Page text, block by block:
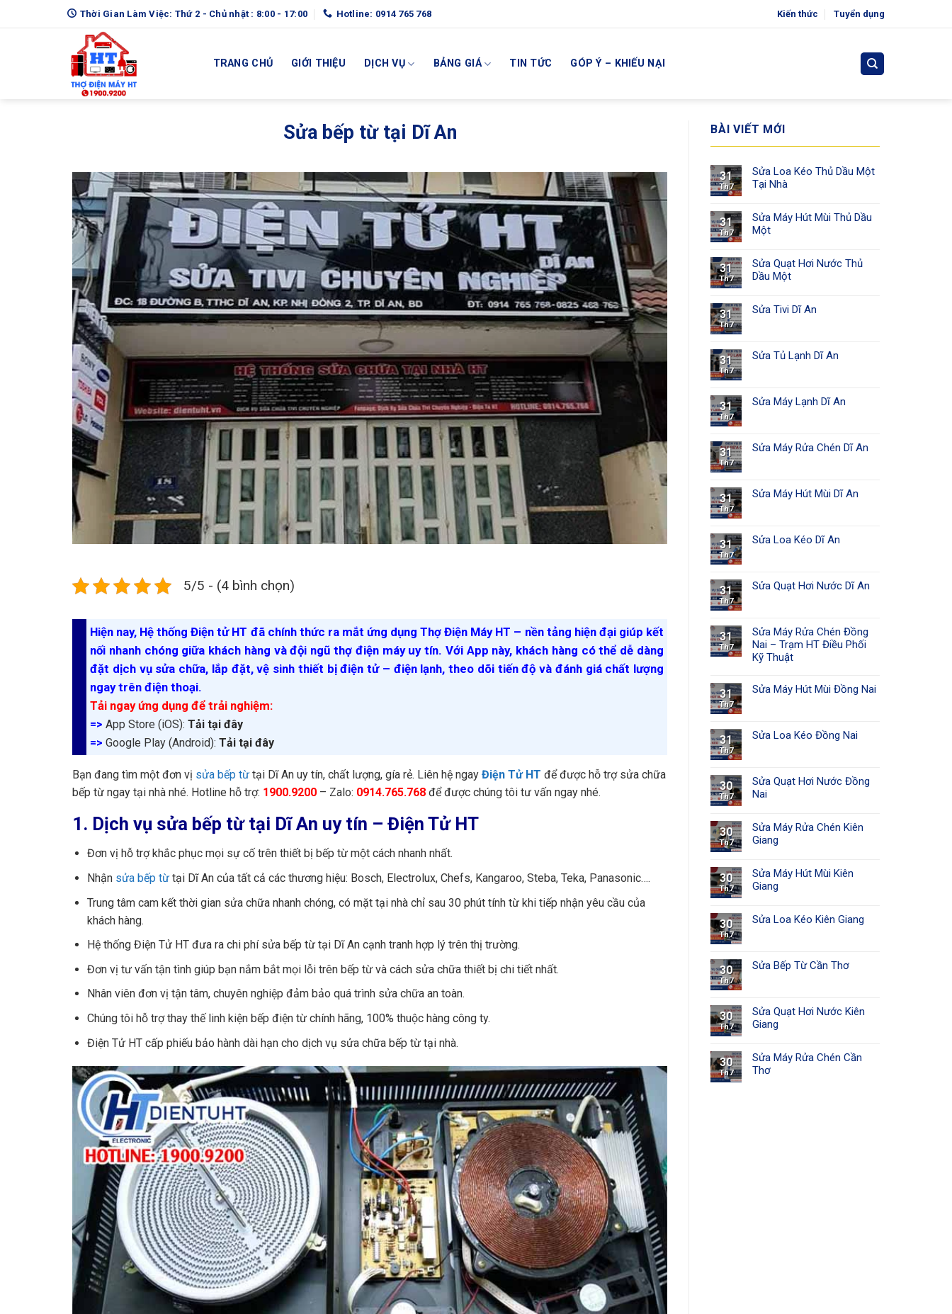
to
Thời Gian Làm Việc: Thứ 2 - Chủ nhật : 8:00 - 17:00 Hotline: 0914 765 768 Kiến thức Tuyển dụng
TRANG CHỦ GIỚI THIỆU DỊCH VỤ BẢNG GIÁ TIN TỨC GÓP Ý – KHIẾU NẠI
Sửa bếp từ tại Dĩ An
5/5 - (4 bình chọn)
Hiện nay, Hệ thống Điện tử HT đã chính thức ra mắt ứng dụng Thợ Điện Máy HT – nền tảng hiện đại giúp kết
nối nhanh chóng giữa khách hàng và đội ngũ thợ điện máy uy tín. Với App này, khách hàng có thể dễ dàng
đặt dịch vụ sửa chữa, lắp đặt, vệ sinh thiết bị điện tử – điện lạnh, theo dõi tiến độ và đánh giá chất lượng
ngay trên điện thoại.
Tải ngay ứng dụng để trải nghiệm:
=> App Store (iOS): Tải tại đây
=> Google Play (Android): Tải tại đây
Bạn đang tìm một đơn vị sửa bếp từ tại Dĩ An uy tín, chất lượng, gía rẻ. Liên hệ ngay Điện Tử HT để được hỗ trợ sửa chữa
bếp từ ngay tại nhà nhé. Hotline hỗ trợ: 1900.9200 – Zalo: 0914.765.768 để được chúng tôi tư vấn ngay nhé.
1. Dịch vụ sửa bếp từ tại Dĩ An uy tín – Điện Tử HT
Đơn vị hỗ trợ khắc phục mọi sự cố trên thiết bị bếp từ một cách nhanh nhất.
Nhận sửa bếp từtại Dĩ An của tất cả các thương hiệu: Bosch, Electrolux, Chefs, Kangaroo, Steba, Teka, Panasonic….
Trung tâm cam kết thời gian sửa chữa nhanh chóng, có mặt tại nhà chỉ sau 30 phút tính từ khi tiếp nhận yêu cầu của
khách hàng.
Hệ thống Điện Tử HT đưa ra chi phí sửa bếp từ tại Dĩ An cạnh tranh hợp lý trên thị trường.
Đơn vị tư vấn tận tình giúp bạn nắm bắt mọi lỗi trên bếp từ và cách sửa chữa thiết bị chi tiết nhất.
Nhân viên đơn vị tận tâm, chuyên nghiệp đảm bảo quá trình sửa chữa an toàn.
Chúng tôi hỗ trợ thay thế linh kiện bếp điện từ chính hãng, 100% thuộc hàng công ty.
Điện Tử HT cấp phiếu bảo hành dài hạn cho dịch vụ sửa chữa bếp từ tại nhà.
BÀI VIẾT MỚI
31
Th7
Sửa Loa Kéo Thủ Dầu Một
Tại Nhà
31
Th7
Sửa Máy Hút Mùi Thủ Dầu
Một
31
Th7
Sửa Quạt Hơi Nước Thủ
Dầu Một
31
Th7
Sửa Tivi Dĩ An
31
Th7
Sửa Tủ Lạnh Dĩ An
31
Th7
Sửa Máy Lạnh Dĩ An
31
Th7
Sửa Máy Rửa Chén Dĩ An
31
Th7
Sửa Máy Hút Mùi Dĩ An
31
Th7
Sửa Loa Kéo Dĩ An
31
Th7
Sửa Quạt Hơi Nước Dĩ An
31
Th7
Sửa Máy Rửa Chén Đồng
Nai – Trạm HT Điều Phối
Kỹ Thuật
31
Th7
Sửa Máy Hút Mùi Đồng Nai
31
Th7
Sửa Loa Kéo Đồng Nai
30
Th7
Sửa Quạt Hơi Nước Đồng
Nai
30
Th7
Sửa Máy Rửa Chén Kiên
Giang
30
Th7
Sửa Máy Hút Mùi Kiên
Giang
30
Th7
Sửa Loa Kéo Kiên Giang
30
Th7
Sửa Bếp Từ Cần Thơ
30
Th7
Sửa Quạt Hơi Nước Kiên
Giang
30
Th7
Sửa Máy Rửa Chén Cần
Thơ